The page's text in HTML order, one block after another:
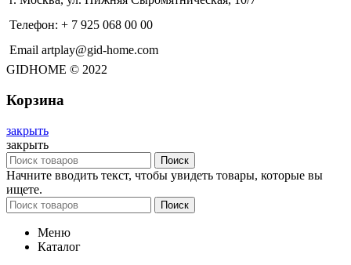
Телефон: + 7 925 068 00 00
Email artplay@gid-home.com
GIDHOME © 2022
Корзина
закрыть
закрыть
Поиск
Начните вводить текст, чтобы увидеть товары, которые вы
ищете.
Поиск
Меню
Каталог